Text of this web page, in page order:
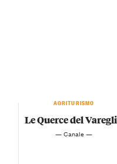
AGRITURISMO
Le Querce del
— Canale —